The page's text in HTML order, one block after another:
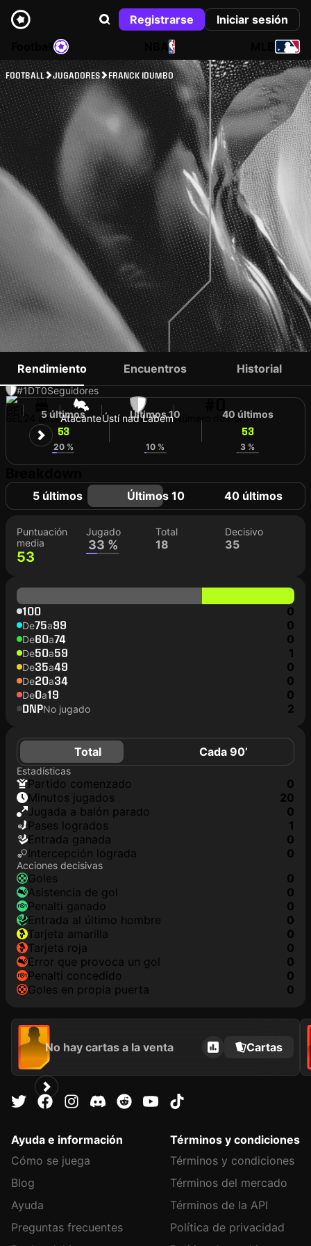
Registrarse
Iniciar sesión
NBA
FOOTBALL JUGADORES FRANCK IDUMBO
FRANCK IDUMBO
#1DT0Seguidores
24 añosAtacanteÚstí nad LabemNúmero de dorsal
Rendimiento Encuentros Historial
5 últimos
53
20 %
Últimos 10
10 %
40 últimos
53
3 %
5 últimos Últimos 10 40 últimos
Puntuación
media
53
Jugado
33 %
Total
18
Decisivo
35
100 0
De75a99 0
De60a74 0
De50a59 1
De35a49 0
De20a34 0
De0a19 0
DNPNo jugado 2
Total Cada 90’
Estadísticas
partido comenzado
0
minutos jugados
20
jugada a balón parado
0
pases logrados
1
Entrada ganada
0
Intercepción lograda
0
Acciones decisivas
goles
0
asistencia de gol
0
Penalti ganado
0
Entrada al último hombre
0
tarjeta amarilla
0
tarjeta roja
0
Error que provoca un gol
0
Penalti concedido
0
goles en propia puerta
0
No hay cartas a la venta Cartas
Ayuda e información
Cómo se juega
Blog
Ayuda
Preguntas frecuentes
Términos y condiciones
Términos y condiciones
Términos del mercado
Términos de la API
Política de privacidad